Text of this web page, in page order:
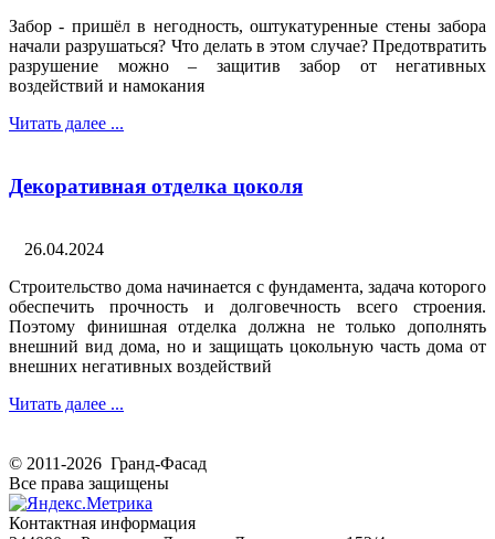
Забор - пришёл в негодность, оштукатуренные стены забора
начали разрушаться? Что делать в этом случае? Предотвратить
разрушение можно – защитив забор от негативных
воздействий и намокания
Читать далее ...
Декоративная отделка цоколя
26.04.2024
Строительство дома начинается с фундамента, задача которого
обеспечить прочность и долговечность всего строения.
Поэтому финишная отделка должна не только дополнять
внешний вид дома, но и защищать цокольную часть дома от
внешних негативных воздействий
Читать далее ...
© 2011-2026 Гранд-Фасад
Все права защищены
Контактная информация